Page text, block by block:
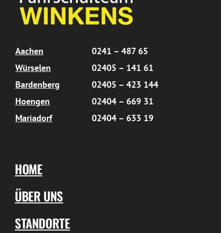
Aachen
0241 – 487 65
Würselen
02405 – 141 61
Bardenberg
02405 – 423 144
Hoengen
02404 – 669 31
Mariadorf
02404 – 633 19
HOME
ÜBER UNS
STANDORTE